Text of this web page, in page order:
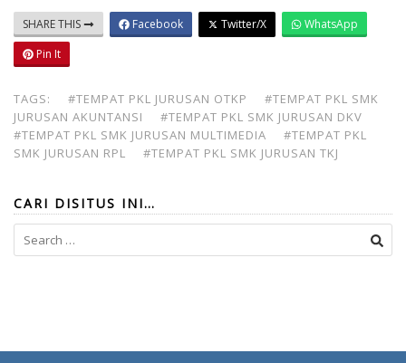
SHARE THIS Facebook Twitter/X
WhatsApp
Pin It
TAGS: #TEMPAT PKL JURUSAN OTKP
#TEMPAT PKL SMK
JURUSAN AKUNTANSI
#TEMPAT PKL SMK JURUSAN DKV
#TEMPAT PKL SMK JURUSAN MULTIMEDIA
#TEMPAT PKL
SMK JURUSAN RPL
#TEMPAT PKL SMK JURUSAN TKJ
CARI DISITUS INI…
Search
for: